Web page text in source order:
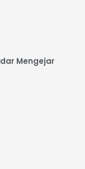
Mengejar